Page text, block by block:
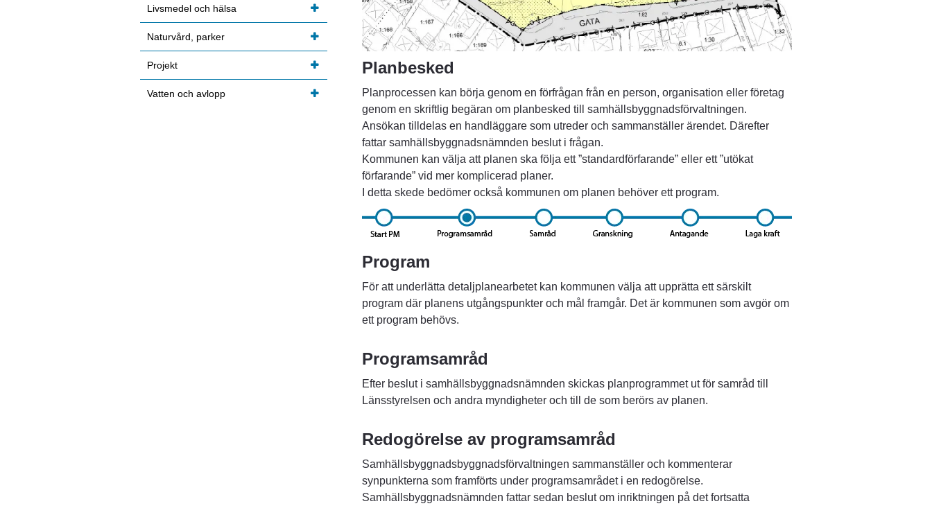
Planbesked
Planprocessen kan börja genom en förfrågan från en person, organisation eller företag
genom en skriftlig begäran om planbesked till samhällsbyggnadsförvaltningen.
Ansökan tilldelas en handläggare som utreder och sammanställer ärendet. Därefter
fattar samhällsbyggnadsnämnden beslut i frågan.
Kommunen kan välja att planen ska följa ett ”standardförfarande” eller ett ”utökat
förfarande” vid mer komplicerad planer.
I detta skede bedömer också kommunen om planen behöver ett program.
Program
För att underlätta detaljplanearbetet kan kommunen välja att upprätta ett särskilt
program där planens utgångspunkter och mål framgår. Det är kommunen som avgör om
ett program behövs.
Programsamråd
Efter beslut i samhällsbyggnadsnämnden skickas planprogrammet ut för samråd till
Länsstyrelsen och andra myndigheter och till de som berörs av planen.
Redogörelse av programsamråd
Samhällsbyggnadsbyggnadsförvaltningen sammanställer och kommenterar
synpunkterna som framförts under programsamrådet i en redogörelse.
Samhällsbyggnadsnämnden fattar sedan beslut om inriktningen på det fortsatta
Livsmedel och hälsa
Naturvård, parker
Projekt
Vatten och avlopp